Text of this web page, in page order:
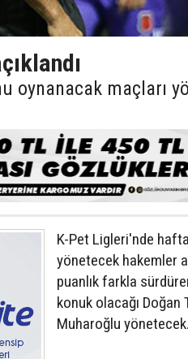
oynanacak maçları
K-Pet Ligleri'nde
yönetecek hakemler
puanlık farkla
konuk olacağı Doğan
Muharoğlu yönetecek.